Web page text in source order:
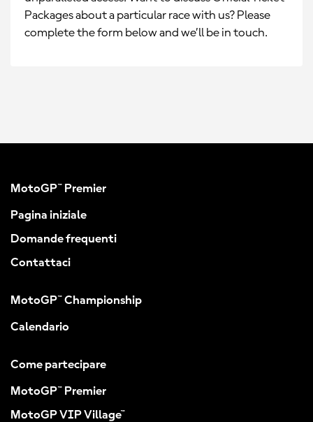
Packages about a particular race with us? Please
complete the form below and we’ll be in touch.
MotoGP™ Premier
Pagina iniziale
Domande frequenti
Contattaci
MotoGP™ Championship
Calendario
Come partecipare
MotoGP™ Premier
MotoGP VIP Village™